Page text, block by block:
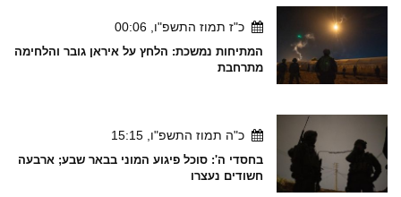
כ"ז תמוז התשפ"ו, 00:06
המתיחות נמשכת: הלחץ על איראן גובר והלחימה
מתרחבת
כ"ה תמוז התשפ"ו, 15:15
בחסדי ה': סוכל פיגוע המוני בבאר שבע; ארבעה
חשודים נעצרו